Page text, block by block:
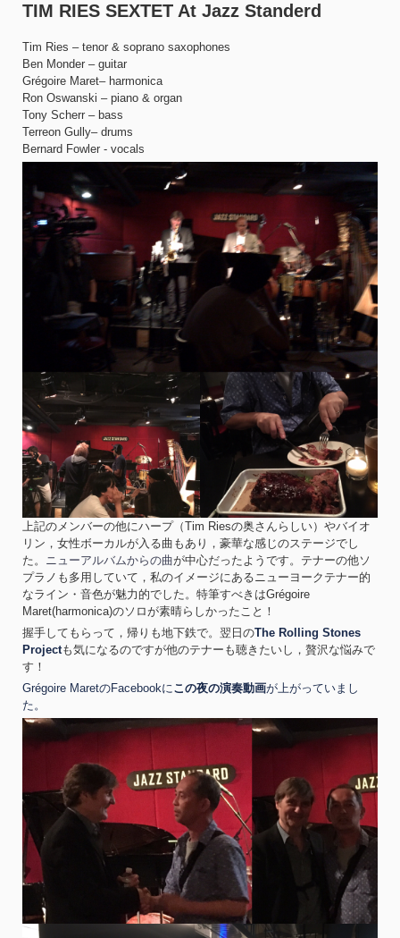
TIM RIES SEXTET At Jazz Standerd
Tim Ries – tenor & soprano saxophones
Ben Monder – guitar
Grégoire Maret– harmonica
Ron Oswanski – piano & organ
Tony Scherr – bass
Terreon Gully– drums
Bernard Fowler - vocals
上記のメンバーの他にハープ（Tim Riesの奥さんらしい）やバイオ
リン，女性ボーカルが入る曲もあり，豪華な感じのステージでし
た。 ニューアルバムからの曲が中心だったようです。テナーの他ソ
プラノも多用していて，私のイメージにあるニューヨークテナー的
なライン・音色が魅力的でした。特筆すべきはGrégoire
Maret(harmonica)のソロが素晴らしかったこと！
握手してもらって，帰りも地下鉄で。翌日のThe Rolling Stones
Projectも気になるのですが他のテナーも聴きたいし，贅沢な悩みで
す！
Grégoire MaretのFacebookにこの夜の演奏動画が上がっていまし
た。